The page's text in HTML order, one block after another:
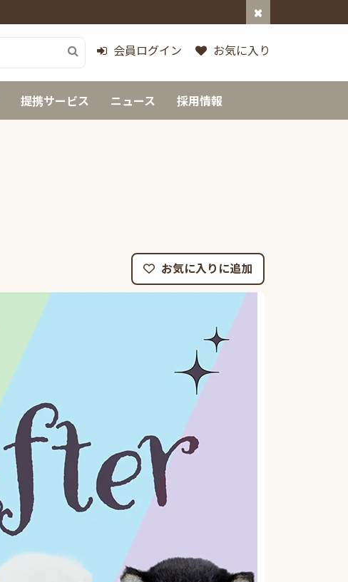
会員ログイン お気に入り
提携サービス ニュース 採用情報
お気に入りに追加